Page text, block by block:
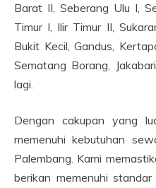
Barat II, Seberang Ulu I,
Timur I, Ilir Timur II,
Bukit Kecil, Gandus,
Sematang Borang,
lagi.
Dengan cakupan yang
memenuhi kebutuhan
Palembang. Kami
berikan memenuhi